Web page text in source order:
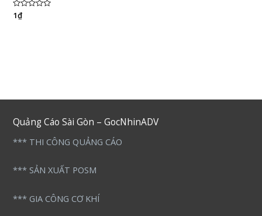
Được
xếp
1₫
Quảng Cáo Sài Gòn – GocNhinADV
*** THI CÔNG QUẢNG CÁO
*** SẢN XUẤT POSM
*** GIA CÔNG CƠ KHÍ